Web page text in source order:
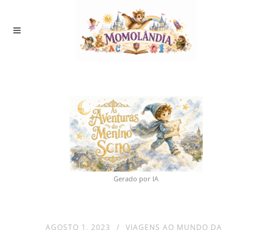
Gerado por IA
AGOSTO 1, 2023
VIAGENS AO MUNDO DA